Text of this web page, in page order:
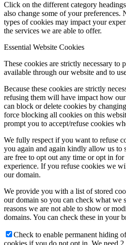
Click on the different category
also change some of your preferences.
types of cookies may impact your
the services we are able to offer.
Essential Website Cookies
These cookies are strictly necessary to
available through our website and to
Because these cookies are strictly
refusing them will have impact how
can block or delete cookies by
force blocking all cookies on this
prompt you to accept/refuse cookies
We fully respect if you want to refuse
you again and again kindly allow us to
are free to opt out any time or opt in
experience. If you refuse cookies we
our domain.
We provide you with a list of stored
our domain so you can check what we
reasons we are not able to show or
domains. You can check these in your
Check to enable permanent hiding
cookies if you do not opt in. We need 2